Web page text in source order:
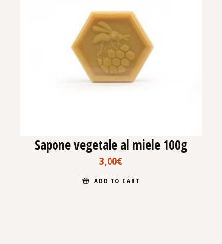
Sapone vegetale al miele 100g
3,00€
ADD TO CART